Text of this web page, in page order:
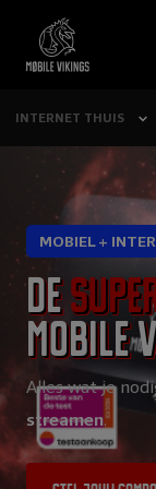
SLA
NAVIGATIE
OVER
INTERNET THUIS
MOBIEL +
De
Mobile
Alles wat je
streamen.